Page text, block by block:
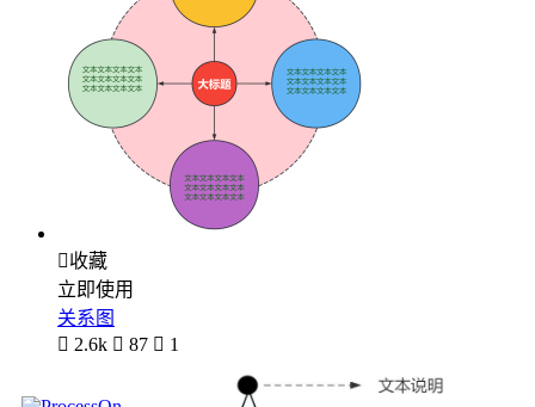
收藏
立即使用
关系图
 2.6k  87  1